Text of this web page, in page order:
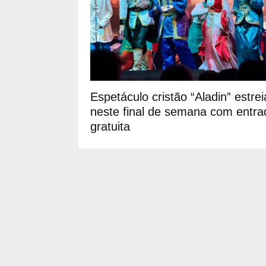
Espetáculo cristão “Aladin”
neste final de semana com
gratuita